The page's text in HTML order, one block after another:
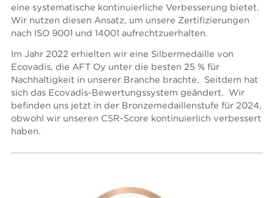
eine systematische kontinuierliche Verbesserung bietet.
Wir nutzen diesen Ansatz, um unsere Zertifizierungen
nach ISO 9001 und 14001 aufrechtzuerhalten.
Im Jahr 2022 erhielten wir eine Silbermedaille von
Ecovadis, die AFT Oy unter die besten 25 % für
Nachhaltigkeit in unserer Branche brachte. Seitdem hat
sich das Ecovadis-Bewertungssystem geändert. Wir
befinden uns jetzt in der Bronzemedaillenstufe für 2024,
obwohl wir unseren CSR-Score kontinuierlich verbessert
haben.